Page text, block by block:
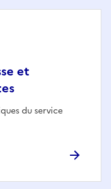
et
du service